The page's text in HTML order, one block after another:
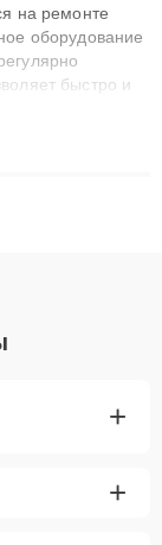
на ремонте
оборудование
быстро и
решают
+
+